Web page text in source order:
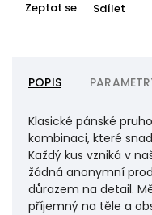
Zeptat se Sdílet
POPIS
Klasické pánské
kombinaci, které
Každý kus vzniká v
žádná anonymní
důrazem na detail.
příjemný na těle a